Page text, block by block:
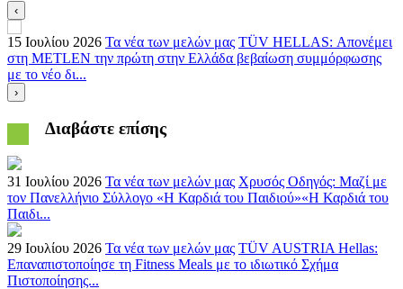
‹
15 Ιουλίου 2026 Τα νέα των μελών μας TÜV HELLAS: Απονέμει
στη METLEN την πρώτη στην Ελλάδα βεβαίωση συμμόρφωσης
με το νέο δι...
›
Διαβάστε επίσης
31 Ιουλίου 2026 Τα νέα των μελών μας Χρυσός Οδηγός: Μαζί με
τον Πανελλήνιο Σύλλογο «Η Καρδιά του Παιδιού»«Η Καρδιά του
Παιδι...
29 Ιουλίου 2026 Τα νέα των μελών μας TÜV AUSTRIA Hellas:
Επαναπιστοποίησε τη Fitness Meals με το ιδιωτικό Σχήμα
Πιστοποίησης...